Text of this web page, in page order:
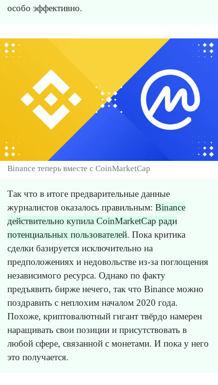
особо эффективно.
Binance теперь вместе с CoinMarketCap
Так что в итоге предварительные данные
журналистов оказалось правильным: Binance
действительно купила CoinMarketCap ради
потенциальных пользователей. Пока критика
сделки базируется исключительно на
предположениях и недовольстве из-за поглощения
независимого ресурса. Однако по факту
предъявить бирже нечего, так что Binance можно
поздравить с неплохим началом 2020 года.
Похоже, криптовалютный гигант твёрдо намерен
наращивать свои позиции и присутствовать в
любой сфере, связанной с монетами. И пока у него
это получается.